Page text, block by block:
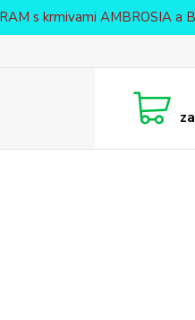
s krmivami AMBROSIA a
za